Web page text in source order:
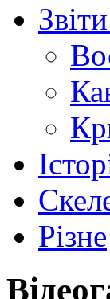
Різне